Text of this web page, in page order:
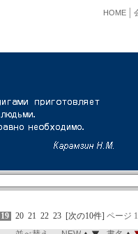
HOME
19 20 21 22 23 [次の10件] ページ